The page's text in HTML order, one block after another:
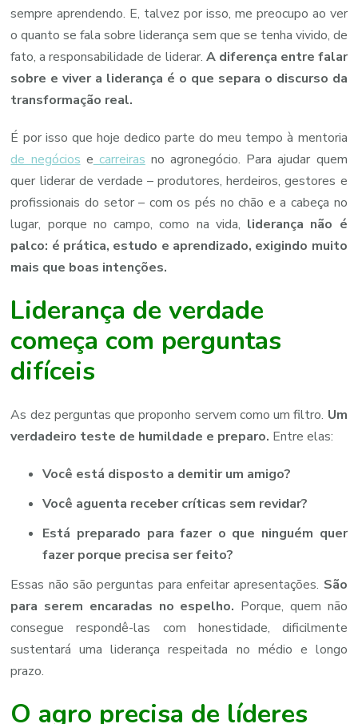
sempre aprendendo. E, talvez por isso, me preocupo ao ver
o quanto se fala sobre liderança sem que se tenha vivido, de
fato, a responsabilidade de liderar. A diferença entre falar
sobre e viver a liderança é o que separa o discurso da
transformação real.
É por isso que hoje dedico parte do meu tempo à mentoria
de negócios e carreiras no agronegócio. Para ajudar quem
quer liderar de verdade – produtores, herdeiros, gestores e
profissionais do setor – com os pés no chão e a cabeça no
lugar, porque no campo, como na vida, liderança não é
palco: é prática, estudo e aprendizado, exigindo muito
mais que boas intenções.
Liderança de verdade
começa com perguntas
difíceis
As dez perguntas que proponho servem como um filtro. Um
verdadeiro teste de humildade e preparo. Entre elas:
Você está disposto a demitir um amigo?
Você aguenta receber críticas sem revidar?
Está preparado para fazer o que ninguém quer
fazer porque precisa ser feito?
Essas não são perguntas para enfeitar apresentações. São
para serem encaradas no espelho. Porque, quem não
consegue respondê-las com honestidade, dificilmente
sustentará uma liderança respeitada no médio e longo
prazo.
O agro precisa de líderes